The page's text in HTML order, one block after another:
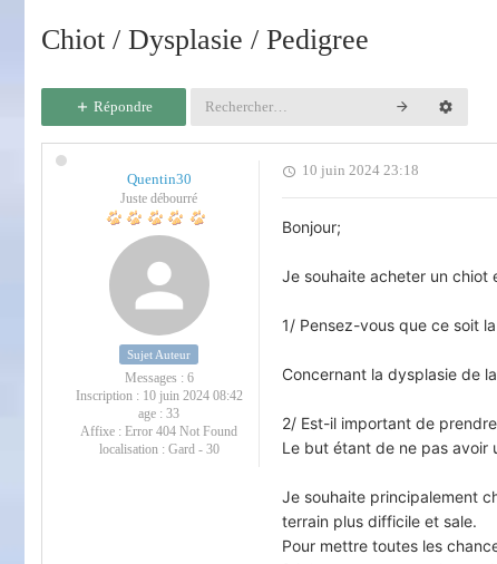
Chiot / Dysplasie / Pedigree
Répondre
Quentin30
Juste débourré
Sujet Auteur
Messages : 6
Inscription : 10 juin 2024 08:42
age : 33
Affixe : Error 404 Not Found
localisation : Gard - 30
10 juin 2024 23:18
Bonjour;
Je souhaite acheter un chiot
1/ Pensez-vous que ce soit
Concernant la dysplasie de
2/ Est-il important de
Le but étant de ne pas avoir
Je souhaite principalement
terrain plus difficile et sale.
Pour mettre toutes les